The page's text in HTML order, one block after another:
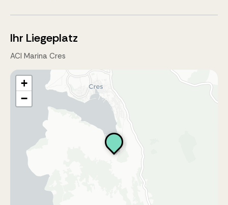
Ihr Liegeplatz
ACI Marina Cres
+
−